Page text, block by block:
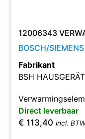
12006343
BOSCH/SIEMENS
Fabrikant
BSH
Direct leverbaar
€ 113,40 incl.